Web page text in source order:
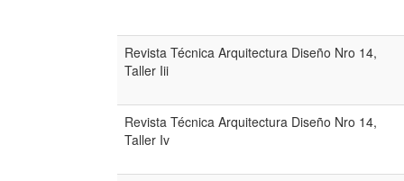
Revista Técnica Arquitectura Diseño Nro 14,
Taller Iii
Revista Técnica Arquitectura Diseño Nro 14,
Taller Iv